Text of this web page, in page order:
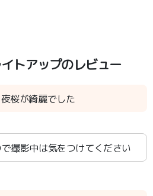
トアップのレビュー
桜が綺麗でした
撮影中は気をつけてください